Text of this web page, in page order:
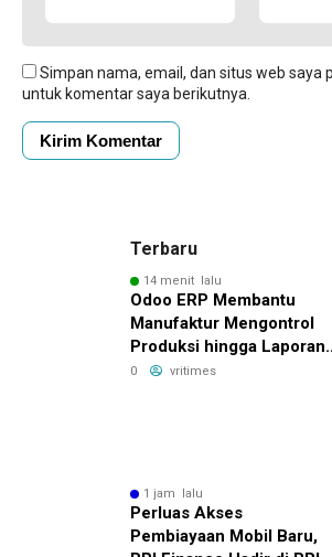
Simpan nama, email, dan situs web saya
untuk komentar saya berikutnya.
Terbaru
14 menit lalu
Odoo ERP Membantu
Manufaktur Mengontrol
Produksi hingga Laporan
Keuangan
0 vritimes
1 jam lalu
Perluas Akses
Pembiayaan Mobil Baru,